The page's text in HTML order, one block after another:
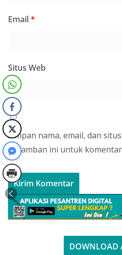
Email*
Situs Web
Simpan nama, email, dan
peramban ini untuk
DOWNLOAD